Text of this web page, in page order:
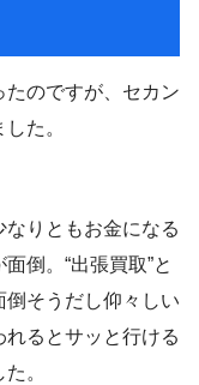
のですが、セカン
た。
りともお金になる
倒。“出張買取”と
そうだし仰々しい
るとサッと行ける
。